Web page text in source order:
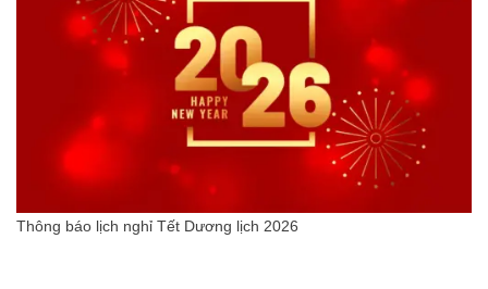
Thông báo lịch nghỉ Tết Dương lịch 2026